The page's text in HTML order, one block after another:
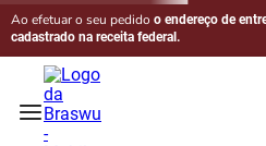
Ao efetuar o seu pedido o endereço de
cadastrado na receita federal.